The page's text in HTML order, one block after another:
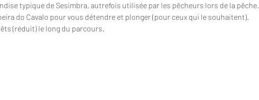
typique de Sesimbra, autrefois utilisée par les pêcheurs lors de la pêche.
do Cavalo pour vous détendre et plonger (pour ceux qui le souhaitent).
(réduit) le long du parcours.